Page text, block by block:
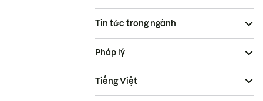
Tin tức trong ngành
Pháp lý
Tiếng Việt